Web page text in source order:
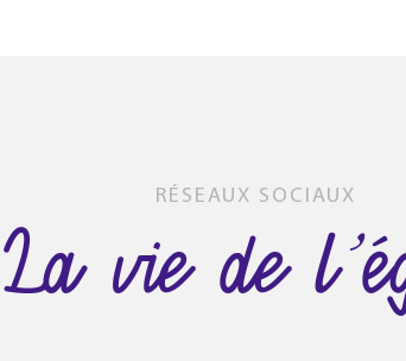
RÉSEAUX SOCIAUX
La vie de